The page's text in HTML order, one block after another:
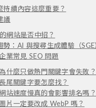
持續內容這麼重要？
議
網站是否中招？
勢：AI 與搜尋生成體驗（SGE
業常見 SEO 問題
什麼只做熱門關鍵字會失敗？
尾關鍵字要怎麼找？
站速度慢真的會影響排名嗎？
片一定要改成 WebP 嗎？